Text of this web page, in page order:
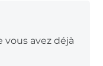
est également
vous avez déjà